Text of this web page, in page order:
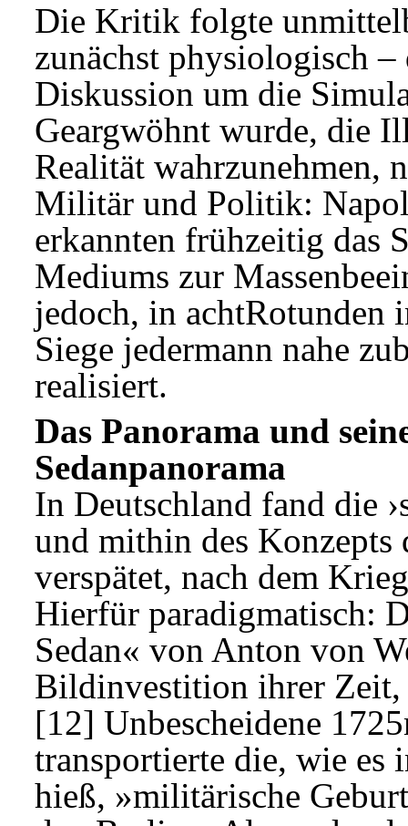
Die Kritik folgte
zunächst physiologisch
Diskussion um die
Geargwöhnt wurde, die
Realität wahrzunehmen,
Militär und Politik:
erkannten frühzeitig das
Mediums zur
jedoch, in achtRotunden
Siege jedermann nahe
realisiert.
Das Panorama und
Sedanpanorama
In Deutschland fand die
und mithin des
verspätet, nach dem
Hierfür paradigmatisch:
Sedan« von Anton von
Bildinvestition ihrer
[12] Unbescheidene
transportierte die, wie es
hieß, »militärische